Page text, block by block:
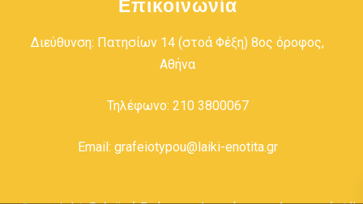
Επικοινωνία
Διεύθυνση: Πατησίων 14 (στοά Φέξη) 8ος όροφος,
Αθήνα
Τηλέφωνο: 210 3800067
Email: grafeiotypou@laiki-enotita.gr